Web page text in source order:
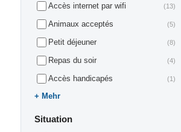
Accès internet par wifi (13)
Animaux acceptés (5)
Petit déjeuner (8)
Repas du soir (4)
Accès handicapés (1)
Mehr
Situation